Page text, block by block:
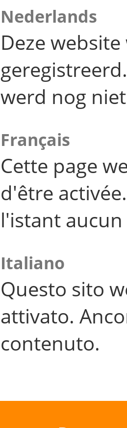
Nederlands
Deze
werd nog
Français
Cette page
d'être
l'istant
Italiano
Questo sito
attivato.
contenuto.